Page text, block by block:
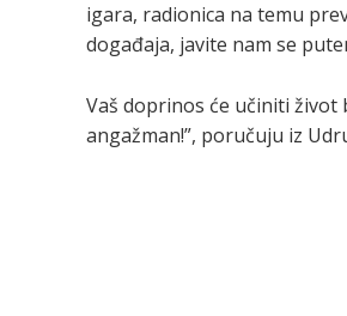
igara, radionica na temu
događaja, javite nam se
Vaš doprinos će učiniti život
angažman!”, poručuju iz